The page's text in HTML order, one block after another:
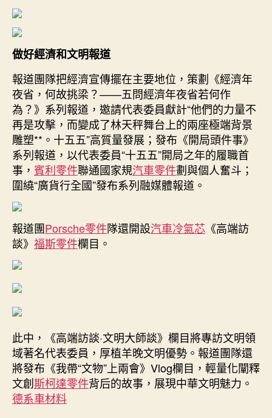
做好經濟和文明報道
報道團隊把經濟宣傳擺在主要地位，策劃《經濟年
夜省，何故挑梁？——五問經濟年夜省若何作
為？》系列報道，邀請代表委員獻計“他們的力量不
再是攻擊，而變成了林天秤舞台上的兩座極端背景
雕塑**。十五五”高質量發展；發布《開局頭件事》
系列報道，以代表委員“十五五”開局之年的履職首
事， 賓利零件聯通國家規汽車零件劃與個人奮斗；
圍繞“廣貨行全國”發布系列融媒體報道。
報道團Porsche零件隊還開設汽車冷氣芯 《高端訪
談》 福斯零件欄目。
此中，《高端訪談·文明大師談》欄目將專訪文明領
域著名代表委員，厚植羊晚文明優勢。報道團隊還
將發布《我帶“文物”上兩會》Vlog欄目，輕量化闡釋
文創斯柯達零件背后的故事，展現中華文明魅力。
德系車材料